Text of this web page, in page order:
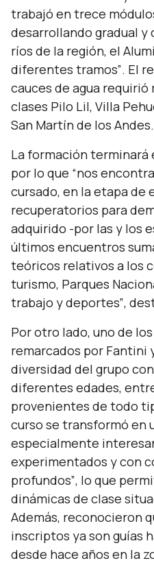
trabajó en trece
desarrollando gradual
ríos de la región, el
diferentes tramos”. El
cauces de agua
clases Pilo Lil, Villa
San Martín de los Andes.
La formación terminará
por lo que “nos
cursado, en la etapa de
recuperatorios para
adquirido -por las y los
últimos encuentros
teóricos relativos a los
turismo, Parques
trabajo y deportes”,
Por otro lado, uno de
remarcados por Fantini
diversidad del grupo
diferentes edades,
provenientes de todo
curso se transformó en
especialmente
experimentados y con
profundos”, lo que
dinámicas de clase
Además, reconocieron
inscriptos ya son guías
desde hace años en la